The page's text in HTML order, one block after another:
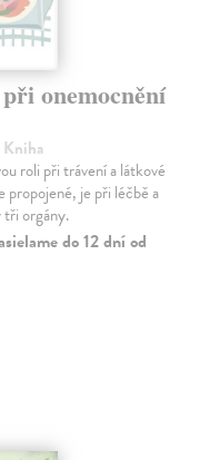
onemocnění
Kniha
roli při trávení a látkové
propojené, je při léčbě a
tři orgány.
do 12 dní od